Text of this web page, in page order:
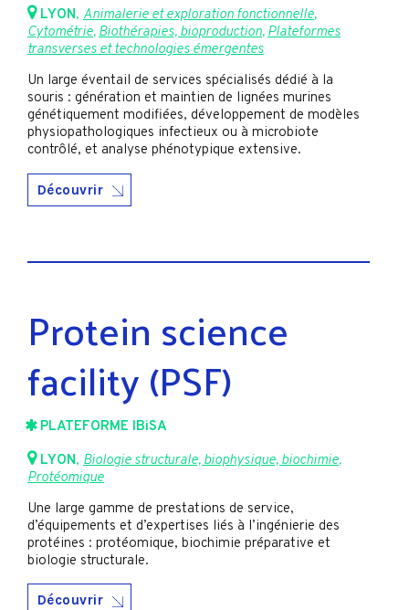
LYON, Animalerie et exploration fonctionnelle,
Cytométrie,Biothérapies, bioproduction,Plateformes
transverses et technologies émergentes
Un large éventail de services spécialisés dédié à la
souris : génération et maintien de lignées murines
génétiquement modifiées, développement de modèles
physiopathologiques infectieux ou à microbiote
contrôlé, et analyse phénotypique extensive.
Découvrir
Protein science
facility (PSF)
PLATEFORME IBiSA
LYON, Biologie structurale, biophysique, biochimie,
Protéomique
Une large gamme de prestations de service,
d’équipements et d’expertises liés à l’ingénierie des
protéines : protéomique, biochimie préparative et
biologie structurale.
Découvrir